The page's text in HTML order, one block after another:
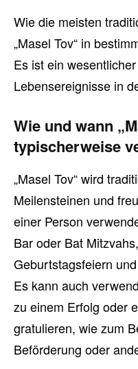
Wie die meisten
„Masel Tov“ in
Es ist ein
Lebensereignisse in
Wie und wann
typischerweise
„Masel Tov“ wird
Meilensteinen und
einer Person
Bar oder Bat
Geburtstagsfeiern
Es kann auch
zu einem Erfolg oder
gratulieren, wie zum
Beförderung oder